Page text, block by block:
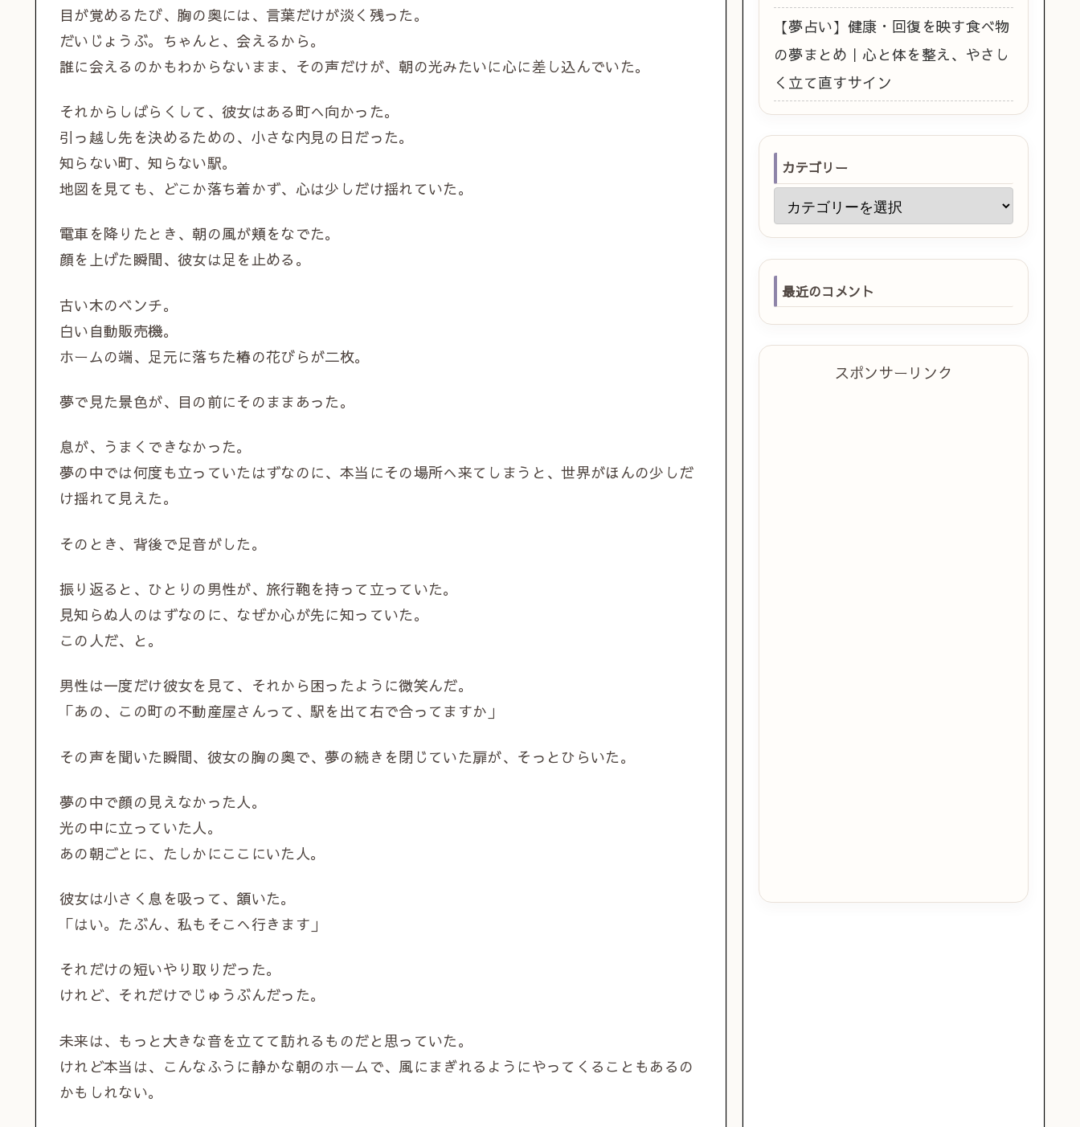
目が覚めるたび、胸の奥には、言葉だけが淡く残った。
だいじょうぶ。ちゃんと、会えるから。
誰に会えるのかもわからないまま、その声だけが、朝の光みたいに心に差し込んでいた。
それからしばらくして、彼女はある町へ向かった。
引っ越し先を決めるための、小さな内見の日だった。
知らない町、知らない駅。
地図を見ても、どこか落ち着かず、心は少しだけ揺れていた。
電車を降りたとき、朝の風が頬をなでた。
顔を上げた瞬間、彼女は足を止める。
古い木のベンチ。
白い自動販売機。
ホームの端、足元に落ちた椿の花びらが二枚。
夢で見た景色が、目の前にそのままあった。
息が、うまくできなかった。
夢の中では何度も立っていたはずなのに、本当にその場所へ来てしまうと、世界がほんの少しだ
け揺れて見えた。
そのとき、背後で足音がした。
振り返ると、ひとりの男性が、旅行鞄を持って立っていた。
見知らぬ人のはずなのに、なぜか心が先に知っていた。
この人だ、と。
男性は一度だけ彼女を見て、それから困ったように微笑んだ。
「あの、この町の不動産屋さんって、駅を出て右で合ってますか」
その声を聞いた瞬間、彼女の胸の奥で、夢の続きを閉じていた扉が、そっとひらいた。
夢の中で顔の見えなかった人。
光の中に立っていた人。
あの朝ごとに、たしかにここにいた人。
彼女は小さく息を吸って、頷いた。
「はい。たぶん、私もそこへ行きます」
それだけの短いやり取りだった。
けれど、それだけでじゅうぶんだった。
未来は、もっと大きな音を立てて訪れるものだと思っていた。
けれど本当は、こんなふうに静かな朝のホームで、風にまぎれるようにやってくることもあるの
かもしれない。
【夢占い】健康・回復を映す食べ物
の夢まとめ｜心と体を整え、やさし
く立て直すサイン
カテゴリー
最近のコメント
スポンサーリンク